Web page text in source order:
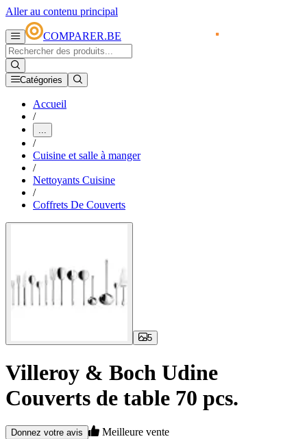
Aller au contenu principal
COMPARER.BE
Catégories
Accueil
/
...
/
Cuisine et salle à manger
/
Nettoyants Cuisine
/
Coffrets De Couverts
5
Villeroy & Boch Udine
Couverts de table 70 pcs.
Donnez votre avis
Meilleure vente